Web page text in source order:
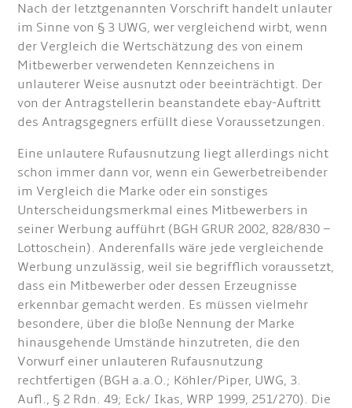
Nach der letztgenannten Vorschrift handelt unlauter
im Sinne von § 3 UWG, wer vergleichend wirbt, wenn
der Vergleich die Wertschätzung des von einem
Mitbewerber verwendeten Kennzeichens in
unlauterer Weise ausnutzt oder beeinträchtigt. Der
von der Antragstellerin beanstandete ebay-Auftritt
des Antragsgegners erfüllt diese Voraussetzungen.
Eine unlautere Rufausnutzung liegt allerdings nicht
schon immer dann vor, wenn ein Gewerbetreibender
im Vergleich die Marke oder ein sonstiges
Unterscheidungsmerkmal eines Mitbewer­bers in
seiner Werbung aufführt (BGH GRUR 2002, 828/830 –
Lottoschein). Anderenfalls wäre jede vergleichende
Werbung unzulässig, weil sie begrifflich voraussetzt,
dass ein Mitbewerber oder dessen Erzeugnisse
erkennbar gemacht werden. Es müssen vielmehr
besondere, über die bloße Nennung der Marke
hinausgehende Umstände hinzutreten, die den
Vorwurf einer unlaute­ren Rufausnutzung
rechtfertigen (BGH a.a.O.; Köhler/Piper, UWG, 3.
Aufl., § 2 Rdn. 49; Eck/ Ikas, WRP 1999, 251/270). Die